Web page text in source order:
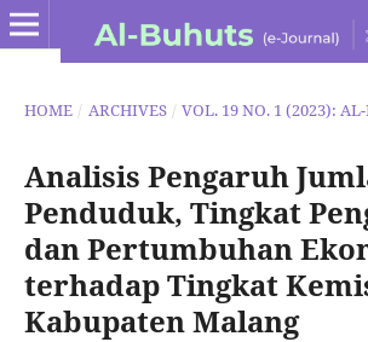
HOME / ARCHIVES / VOL. 19 NO. 1 (2023):
Analisis Pengaruh
Penduduk, Tingkat
dan Pertumbuhan
terhadap Tingkat
Kabupaten Malang